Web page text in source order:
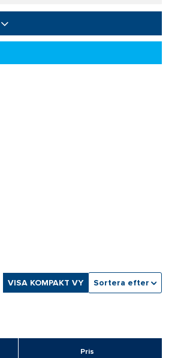
VISA KOMPAKT VY Sortera efter
Pris